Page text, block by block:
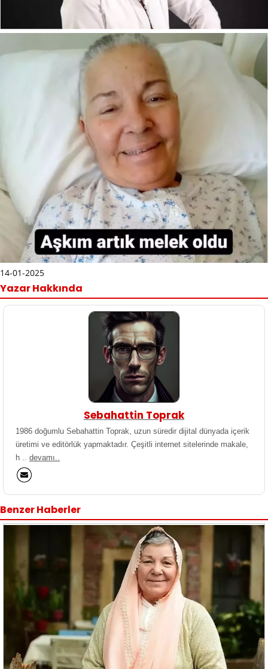
14-01-2025
Yazar Hakkında
Sebahattin Toprak
1986 doğumlu Sebahattin Toprak, uzun süredir dijital dünyada içerik
üretimi ve editörlük yapmaktadır. Çeşitli internet sitelerinde makale,
h .. devamı..
Benzer Haberler